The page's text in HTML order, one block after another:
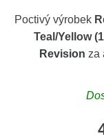
Poctivý výrobek
Teal/Yellow
Revision za